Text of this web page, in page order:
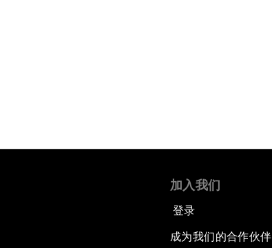
加入我们
登录
成为我们的合作伙伴